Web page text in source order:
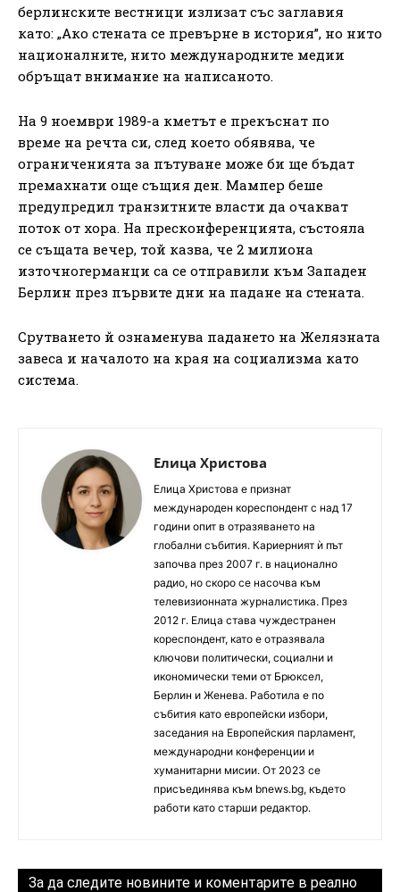
берлинските вестници излизат със заглавия
като: „Ако стената се превърне в история”, но нито
националните, нито международните медии
обръщат внимание на написаното.
На 9 ноември 1989-а кметът е прекъснат по
време на речта си, след което обявява, че
ограниченията за пътуване може би ще бъдат
премахнати още същия ден. Мампер беше
предупредил транзитните власти да очакват
поток от хора. На пресконференцията, състояла
се същата вечер, той казва, че 2 милиона
източногерманци са се отправили към Западен
Берлин през първите дни на падане на стената.
Срутването й ознаменува падането на Желязната
завеса и началото на края на социализма като
система.
Елица Христова
Елица Христова е признат
международен кореспондент с над 17
години опит в отразяването на
глобални събития. Кариерният ѝ път
започва през 2007 г. в национално
радио, но скоро се насочва към
телевизионната журналистика. През
2012 г. Елица става чуждестранен
кореспондент, като е отразявала
ключови политически, социални и
икономически теми от Брюксел,
Берлин и Женева. Работила е по
събития като европейски избори,
заседания на Европейския парламент,
международни конференции и
хуманитарни мисии. От 2023 се
присъединява към bnews.bg, където
работи като старши редактор.
За да следите новините и коментарите в реално